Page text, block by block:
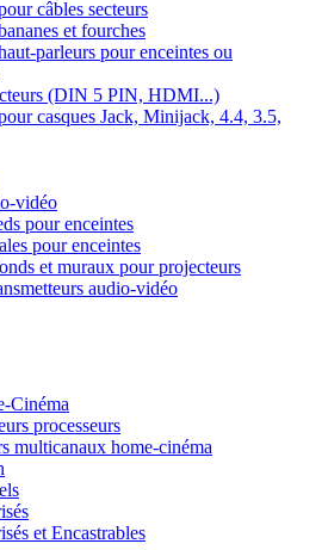
câbles secteurs
et fourches
parleurs pour enceintes ou
(DIN 5 PIN, HDMI...)
casques Jack, Minijack, 4.4, 3.5,
vidéo
pour enceintes
pour enceintes
et muraux pour projecteurs
audio-vidéo
Cinéma
processeurs
multicanaux home-cinéma
et Encastrables